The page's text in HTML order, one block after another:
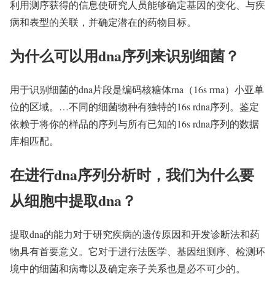
利用测序获得的信息使研究人员能够确定基因的变化、与疾
病和表型的关联，并确定潜在的药物目标。
为什么可以用dna序列来识别细菌？
用于识别细菌的dna片段是编码核糖体rna（16s rrna）小亚单
位的区域。…不同的细菌物种有独特的16s rdna序列。鉴定
依赖于将你的样品的序列与所有已知的16s rdna序列的数据
库相匹配。
在进行dna序列分析时，我们为什么要
从细胞中提取dna？
提取dna的能力对于研究疾病的遗传原因和开发诊断法和药
物具有首要意义。它对于进行法医学、基因组测序、检测环
境中的细菌和病毒以及确定亲子关系也是必不可少的。